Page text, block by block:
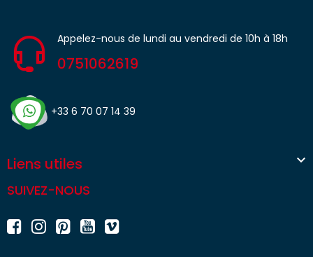
Appelez-nous de lundi au vendredi de 10h à 18h
0751062619
+33 6 70 07 14 39
Liens utiles 
SUIVEZ-NOUS